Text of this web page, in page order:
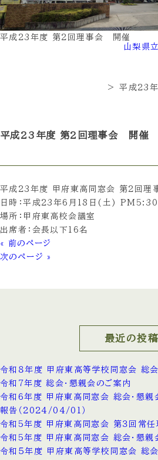
平成23年度 第2回理事会 開催
山梨県
>平成23
平成23年度 第2回理事会 開催
平成23年度 甲府東高同窓会 第2回理
日時：平成23年6月18日(土) PM5:30
場所：甲府東高校会議室
出席者：会長以下16名
« 前のページ
次のページ »
最近の投稿
令和８年度 甲府東高等学校同窓会 総
令和7年度 総会・懇親会のご案内
令和6年度 甲府東高同窓会 総会・懇親
報告（2024/04/01）
令和5年度 甲府東高同窓会 第３回常任
令和5年度 甲府東高同窓会 総会・懇親
令和５年度 甲府東高等学校同窓会 総会